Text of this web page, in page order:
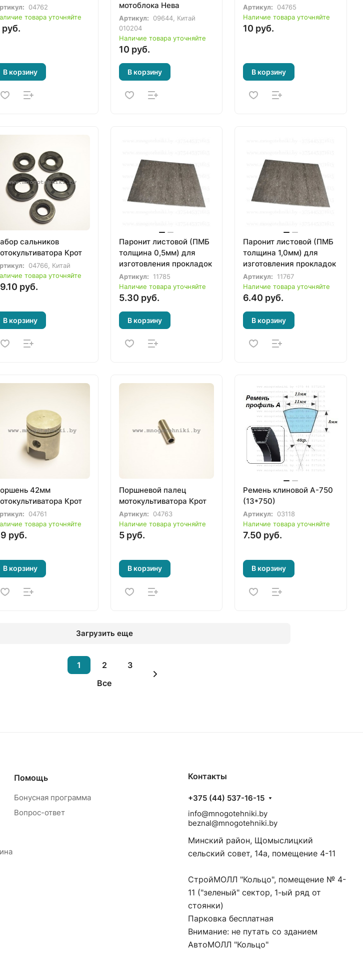
04762
товара уточняйте
руб.
В корзину
мотоблока Нева
Артикул:
09644, Китай
010204
Наличие товара уточняйте
10 руб.
В корзину
Артикул:
04765
Наличие товара уточняйте
10 руб.
В корзину
сальников
Крот
04766, Китай
товара уточняйте
руб.
В корзину
Паронит листовой (ПМБ
толщина 0,5мм) для
изготовления прокладок
Артикул:
11785
Наличие товара уточняйте
5.30 руб.
В корзину
Паронит листовой (ПМБ
толщина 1,0мм) для
изготовления прокладок
Артикул:
11767
Наличие товара уточняйте
6.40 руб.
В корзину
42мм
Крот
04761
товара уточняйте
руб.
В корзину
Поршневой палец
мотокультиватора Крот
Артикул:
04763
Наличие товара уточняйте
5 руб.
В корзину
Ремень клиновой A-750
(13*750)
Артикул:
03118
Наличие товара уточняйте
7.50 руб.
В корзину
Загрузить еще
1 2
3
Все
Помощь
Бонусная программа
Вопрос-ответ
Контакты
+375 (44) 537-16-15
info@mnogotehniki.by
beznal@mnogotehniki.by
Минский район, Щомыслицкий
сельский совет, 14а, помещение 4-11
СтройМОЛЛ "Кольцо", помещение № 4-
11 ("зеленый" сектор, 1-ый ряд от
стоянки)
Парковка бесплатная
Внимание: не путать со зданием
АвтоМОЛЛ "Кольцо"